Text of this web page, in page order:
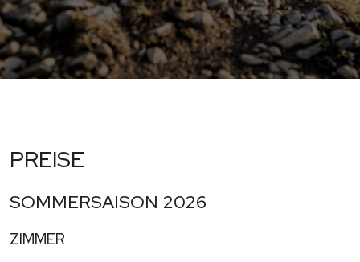
PREISE
SOMMERSAISON 2026
ZIMMER